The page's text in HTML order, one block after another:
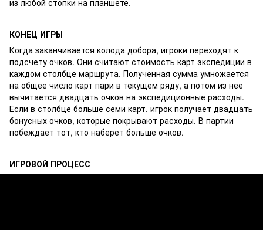
КОНЕЦ ИГРЫ
Когда заканчивается колода добора, игроки переходят к
подсчету очков. Они считают стоимость карт экспедиции в
каждом столбце маршрута. Полученная сумма умножается
на общее число карт пари в текущем ряду, а потом из нее
вычитается двадцать очков на экспедиционные расходы.
Если в столбце больше семи карт, игрок получает двадцать
бонусных очков, которые покрывают расходы. В партии
побеждает тот, кто наберет больше очков.
ИГРОВОЙ ПРОЦЕСС